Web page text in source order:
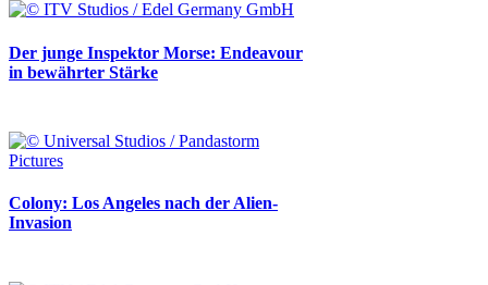
Der junge Inspektor Morse: Endeavour
in bewährter Stärke
Colony: Los Angeles nach der Alien-
Invasion